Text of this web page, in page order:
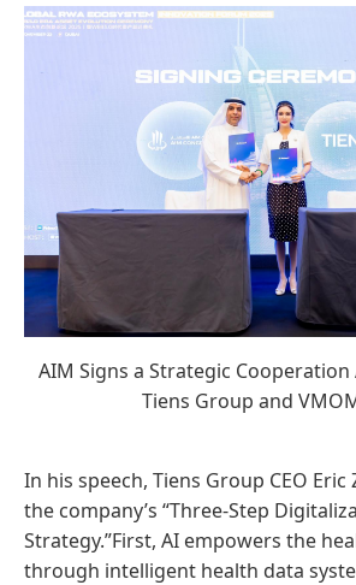
AIM Signs a Strategic
Tiens Group and
In his speech, Tiens Group CEO
the company’s “Three-Step
Strategy.”First, AI empowers the
through intelligent health data